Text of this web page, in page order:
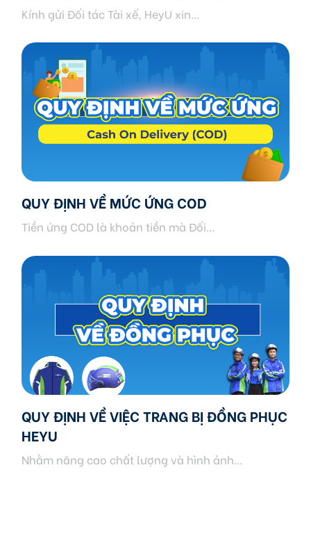
Kính gửi Đối tác Tài xế, HeyU xin...
QUY ĐỊNH VỀ MỨC ỨNG COD
Tiền ứng COD là khoản tiền mà Đối...
QUY ĐỊNH VỀ VIỆC TRANG BỊ ĐỒNG PHỤC
HEYU
Nhằm nâng cao chất lượng và hình ảnh...